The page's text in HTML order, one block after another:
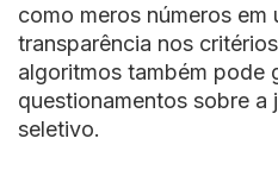
como meros números
transparência nos
algoritmos também pode
questionamentos sobre a
seletivo.